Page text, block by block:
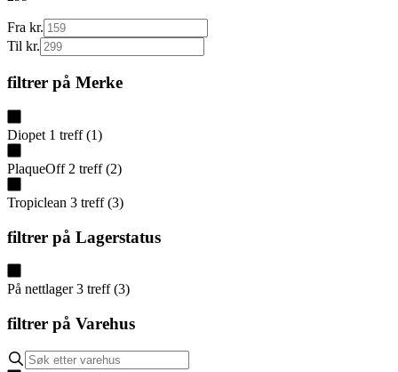
Fra kr.
Til kr.
filtrer på Merke
Diopet 1 treff (1)
PlaqueOff 2 treff (2)
Tropiclean 3 treff (3)
filtrer på Lagerstatus
På nettlager 3 treff (3)
filtrer på Varehus